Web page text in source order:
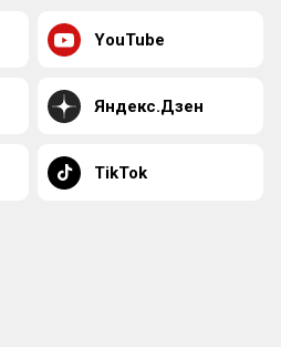
YouTube
Яндекс.Дзен
TikTok